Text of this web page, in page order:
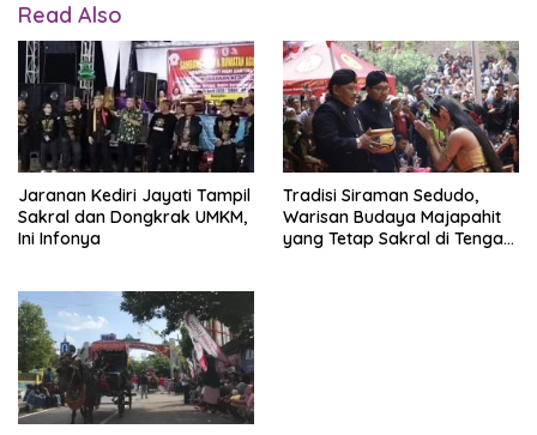
Read Also
Jaranan Kediri Jayati Tampil
Sakral dan Dongkrak UMKM,
Ini Infonya
Tradisi Siraman Sedudo,
Warisan Budaya Majapahit
yang Tetap Sakral di Tengah